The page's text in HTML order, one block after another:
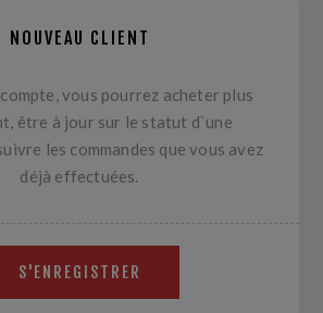
NOUVEAU CLIENT
vous pourrez acheter plus
être à jour sur le statut d`une
les commandes que vous avez
déjà effectuées.
S'ENREGISTRER